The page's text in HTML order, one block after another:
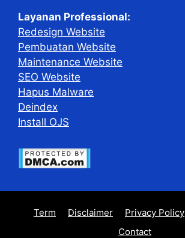
Layanan Professional:
Redesign Website
Pembuatan Website
Maintenance Website
SEO Website
Hapus Malware
Deindex
Install OJS
Term Disclaimer Privacy Policy
Contact